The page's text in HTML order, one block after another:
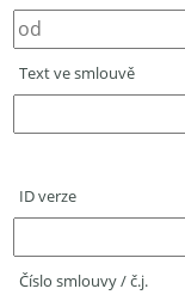
Text ve smlouvě
ID verze
Číslo smlouvy / č.j.